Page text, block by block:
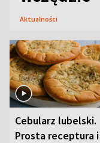
Aktualności
Cebularz lubelski.
Prosta receptura i